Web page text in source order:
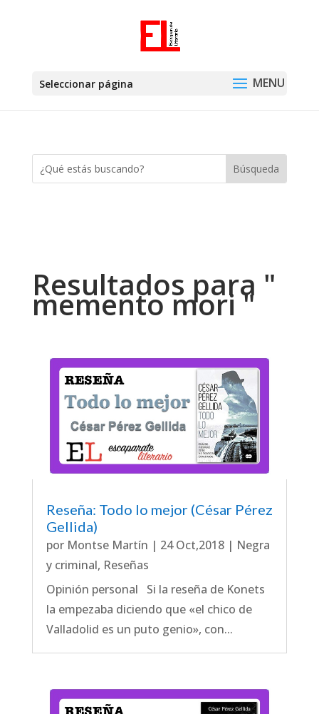
Seleccionar página
Resultados para "
memento mori "
Reseña: Todo lo mejor (César Pérez
Gellida)
por Montse Martín | 24 Oct,2018| Negra
y criminal, Reseñas
Opinión personal Si la reseña de Konets
la empezaba diciendo que «el chico de
Valladolid es un puto genio», con...